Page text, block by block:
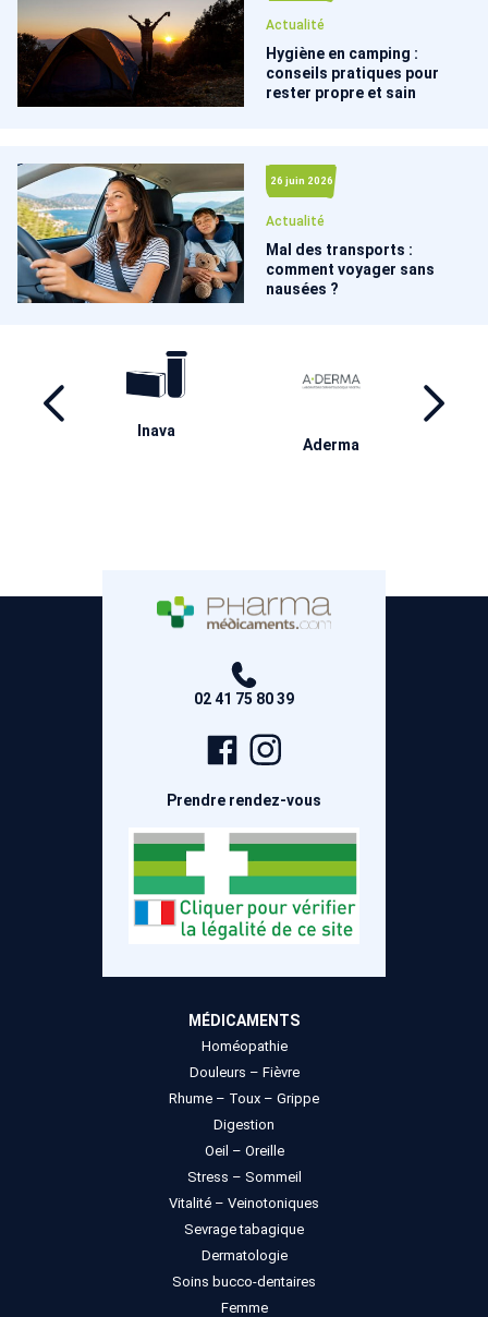
Actualité
Hygiène en camping :
conseils pratiques pour
rester propre et sain
26 juin 2026
Actualité
Mal des transports :
comment voyager sans
nausées ?
Inava
Aderma
02 41 75 80 39
Page
Facebook
Prendre rendez-vous
MÉDICAMENTS
Homéopathie
Douleurs – Fièvre
Rhume – Toux – Grippe
Digestion
Oeil – Oreille
Stress – Sommeil
Vitalité – Veinotoniques
Sevrage tabagique
Dermatologie
Soins bucco-dentaires
Femme